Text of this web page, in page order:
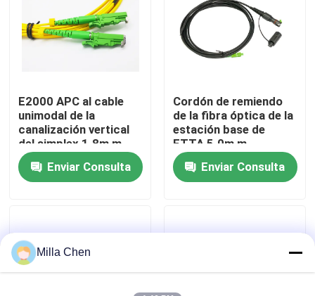
Viaje de la fábrica
Éntrenos en contacto con
Noticias
Pida una cita
E2000 APC al cable
unimodal de la
canalización vertical
del simplex 1.8m m
LSZH del cordón de
remiendo de la fibra
óptica del SC UPC
Enviar Consulta
Cordón de remiendo
de la fibra óptica de la
estación base de
FTTA 5.0m m
terminados con los
conectores del SC de
Supertap
Enviar Consulta
Milla Chen